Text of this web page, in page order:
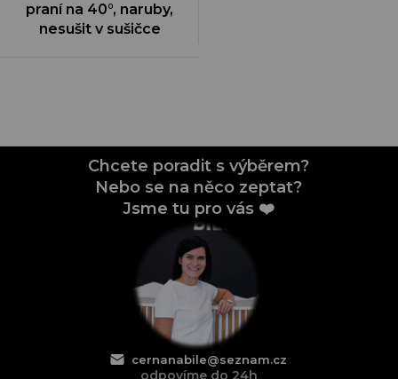
praní na 40°, naruby,
nesušit v sušičce
Chcete poradit s výběrem?
Nebo se na něco zeptat?
Jsme tu pro vás ❤️
cernanabile@seznam.cz